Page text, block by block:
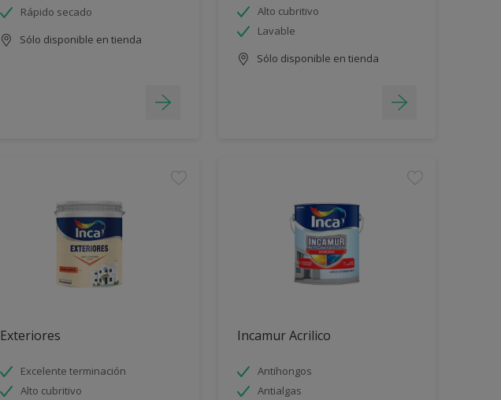
Rápido secado
Sólo disponible en tienda
Alto cubritivo
Lavable
Sólo disponible en tienda
Exteriores
Excelente terminación
Alto cubritivo
Incamur Acrilico
Antihongos
Antialgas